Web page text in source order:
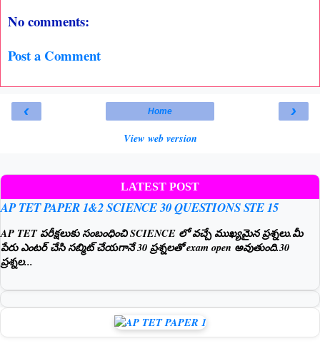
No comments:
Post a Comment
‹ ›
Home
View web version
LATEST POST
AP TET PAPER 1&2 SCIENCE 30 QUESTIONS STE 15
AP TET పరీక్షలుకు సంబంధించి SCIENCE లో వచ్చే ముఖ్యమైన ప్రశ్నలు.మీ
పేరు ఎంటర్ చేసి సబ్మిట్ చేయగానే 30 ప్రశ్నలతో exam open అవుతుంది.30
ప్రశ్నల...